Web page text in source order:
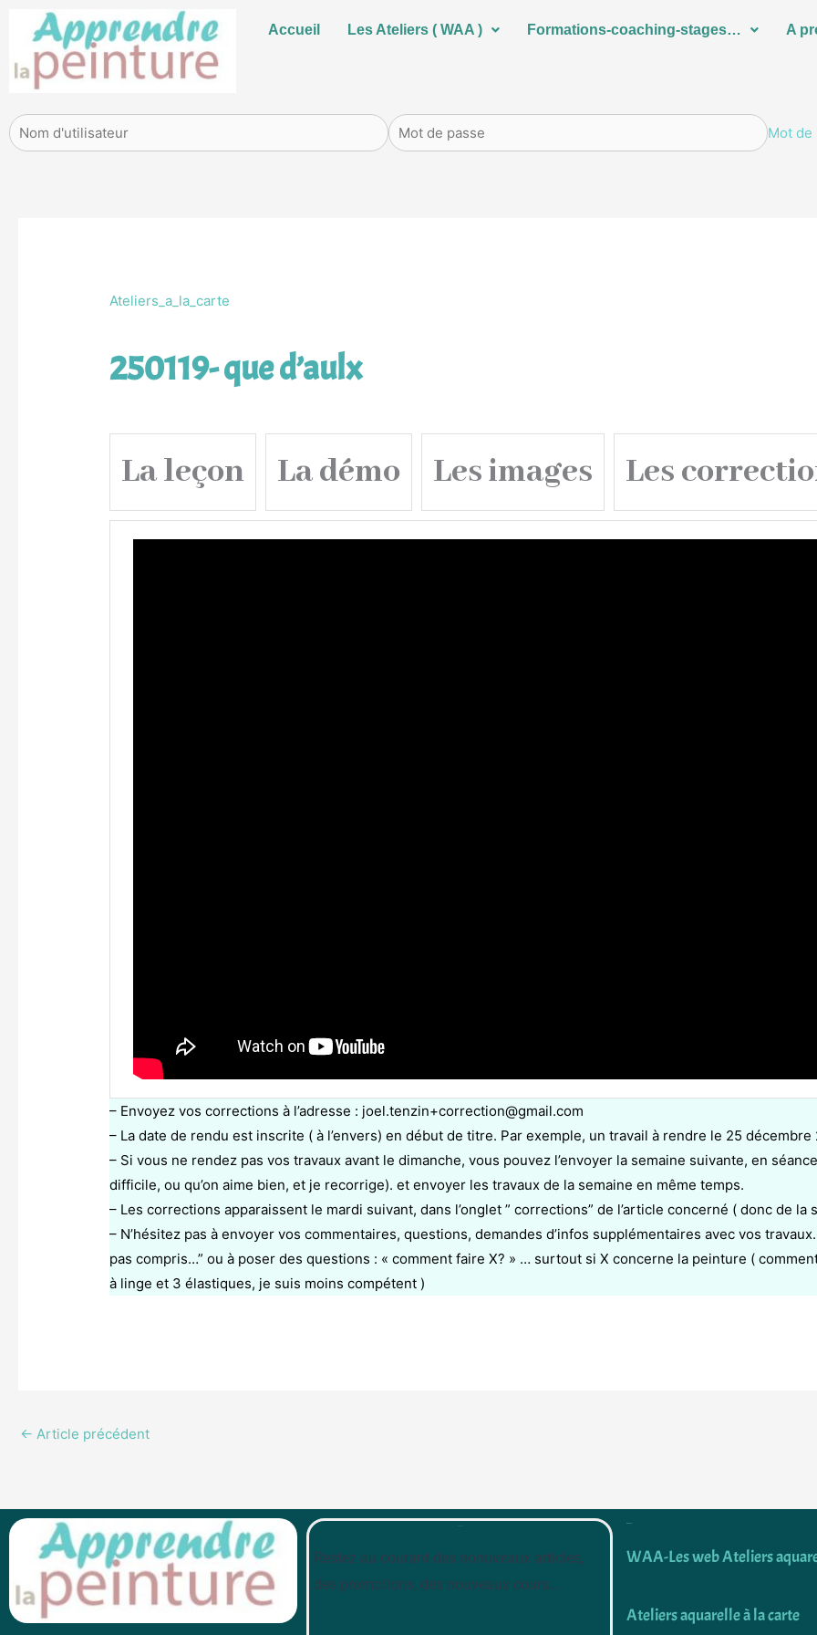
contenu
Accueil Les Ateliers ( WAA ) Formations-coaching-stages… A
Mot de
Ateliers_a_la_carte
250119- que d’aulx
La leçon La démo Les images Les
– Envoyez vos corrections à l’adresse : joel.tenzin+correction@gmail.com
– La date de rendu est inscrite ( à l’envers) en début de titre. Par exemple, un travail à rendre le 25
– Si vous ne rendez pas vos travaux avant le dimanche, vous pouvez l’envoyer la semaine suivante, en
difficile, ou qu’on aime bien, et je recorrige). et envoyer les travaux de la semaine en même temps.
– Les corrections apparaissent le mardi suivant, dans l’onglet ” corrections” de l’article concerné ( donc de
– N’hésitez pas à envoyer vos commentaires, questions, demandes d’infos supplémentaires avec vos travaux.
pas compris…” ou à poser des questions : « comment faire X? » … surtout si X concerne la peinture (
à linge et 3 élastiques, je suis moins compétent )
← Article précédent
Restez au courant des nonuveaux articles,
des promotions, des nouveaux cours…
WAA-Les web Ateliers
Ateliers aquarelle à la carte